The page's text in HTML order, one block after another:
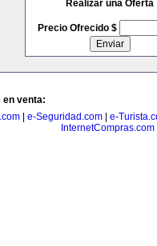
Realizar una Oferta
Precio Ofrecido $
en venta:
e-Seguridad.com
e-
InternetCompras.com